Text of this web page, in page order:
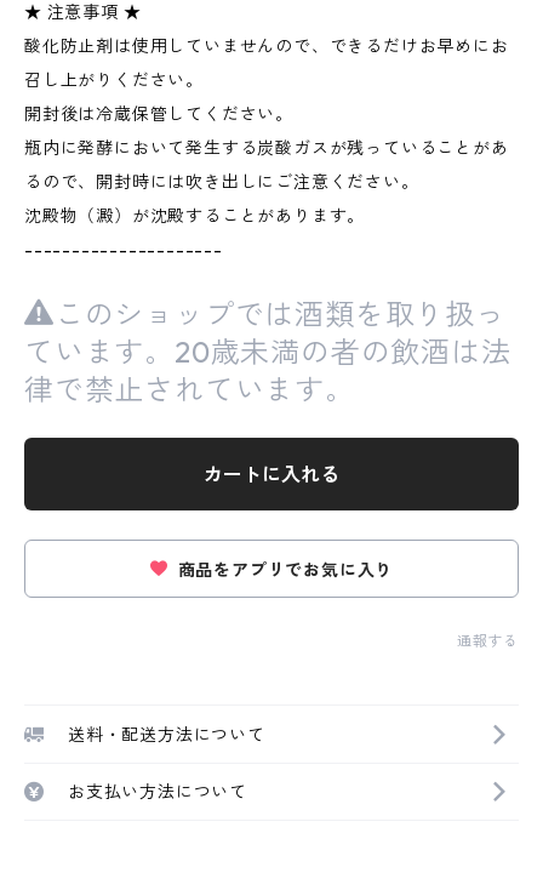
★ 注意事項 ★
酸化防止剤は使用していませんので、できるだけお早めにお
召し上がりください。
開封後は冷蔵保管してください。
瓶内に発酵において発生する炭酸ガスが残っていることがあ
るので、開封時には吹き出しにご注意ください。
沈殿物（澱）が沈殿することがあります。
---------------------
このショップでは酒類を取り扱っ
ています。20歳未満の者の飲酒は法
律で禁止されています。
カートに入れる
商品をアプリでお気に入り
通報する
送料・配送方法について
お支払い方法について